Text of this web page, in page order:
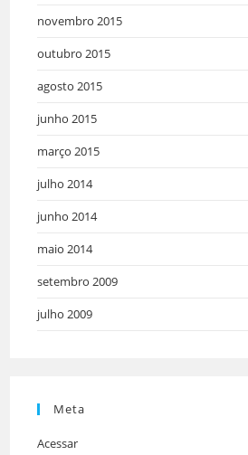
novembro 2015
outubro 2015
agosto 2015
junho 2015
março 2015
julho 2014
junho 2014
maio 2014
setembro 2009
julho 2009
Meta
Acessar